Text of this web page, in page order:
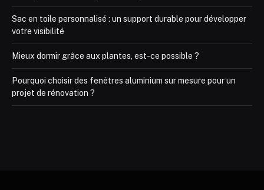
Sac en toile personnalisé : un support durable pour développer
votre visibilité
Mieux dormir grâce aux plantes, est-ce possible ?
Pourquoi choisir des fenêtres aluminium sur mesure pour un
projet de rénovation ?